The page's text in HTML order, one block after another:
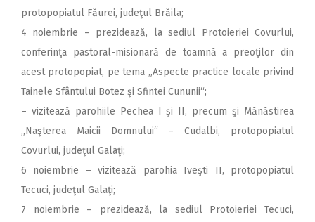
protopopiatul Făurei, judeţul Brăila;
4 noiembrie – prezidează, la sediul Protoieriei Covurlui,
conferinţa pastoral-misionară de toamnă a preoţilor din
acest protopopiat, pe tema „Aspecte practice locale privind
Tainele Sfântului Botez şi Sfintei Cununii“;
– vizitează parohiile Pechea I şi II, precum şi Mănăstirea
,,Naşterea Maicii Domnului“ – Cudalbi, protopopiatul
Covurlui, judeţul Galaţi;
6 noiembrie – vizitează parohia Iveşti II, protopopiatul
Tecuci, judeţul Galaţi;
7 noiembrie – prezidează, la sediul Protoieriei Tecuci,